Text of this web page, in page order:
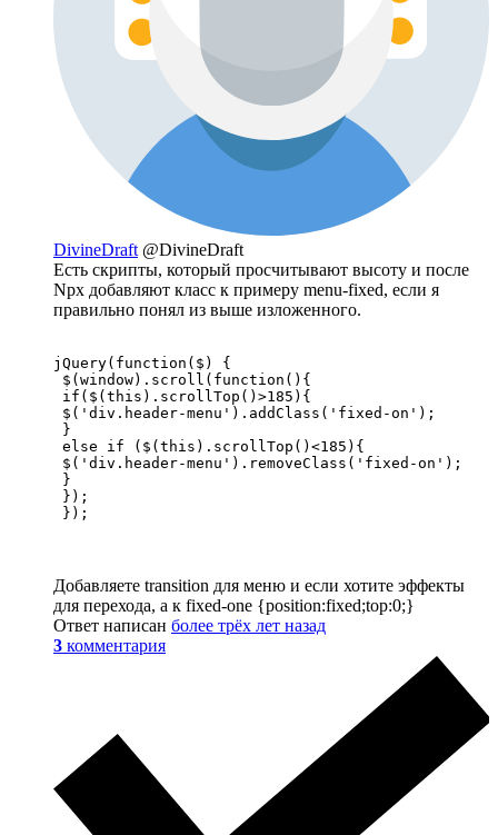
DivineDraft @DivineDraft
Есть скрипты, который просчитывают высоту и после
Npx добавляют класс к примеру menu-fixed, если я
правильно понял из выше изложенного.
jQuery(function($) {
$(window).scroll(function(){
if($(this).scrollTop()>185){
$('div.header-menu').addClass('fixed-on');
}
else if ($(this).scrollTop()<185){
$('div.header-menu').removeClass('fixed-on');
}
});
});
Добавляете transition для меню и если хотите эффекты
для перехода, а к fixed-one {position:fixed;top:0;}
Ответ написан более трёх лет назад
3 комментария